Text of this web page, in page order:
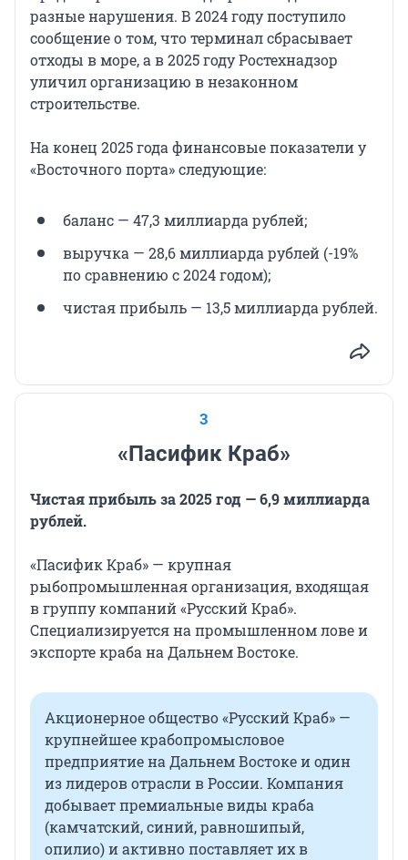
разные нарушения. В 2024 году поступило
сообщение о том, что терминал сбрасывает
отходы в море, а в 2025 году Ростехнадзор
уличил организацию в незаконном
строительстве.
На конец 2025 года финансовые показатели у
«Восточного порта» следующие:
баланс — 47,3 миллиарда рублей;
выручка — 28,6 миллиарда рублей (-19%
по сравнению с 2024 годом);
чистая прибыль — 13,5 миллиарда рублей.
3
«Пасифик Краб»
Чистая прибыль за 2025 год — 6,9 миллиарда
рублей.
«Пасифик Краб» — крупная
рыбопромышленная организация, входящая
в группу компаний «Русский Краб».
Специализируется на промышленном лове и
экспорте краба на Дальнем Востоке.
Акционерное общество «Русский Краб» —
крупнейшее крабопромысловое
предприятие на Дальнем Востоке и один
из лидеров отрасли в России. Компания
добывает премиальные виды краба
(камчатский, синий, равношипый,
опилио) и активно поставляет их в